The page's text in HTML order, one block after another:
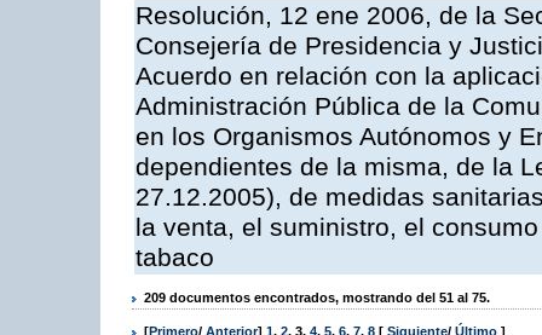
Resolución, 12 ene 2006, de la
Consejería de Presidencia y
Acuerdo en relación con la
Administración Pública de la
en los Organismos Autónomos y
dependientes de la misma, de la
27.12.2005), de medidas
la venta, el suministro, el
tabaco
209 documentos encontrados, mostrando del 51 al 75.
[Primero/ Anterior] 1, 2, 3, 4, 5, 6, 7, 8 [ Siguiente/ Último ]